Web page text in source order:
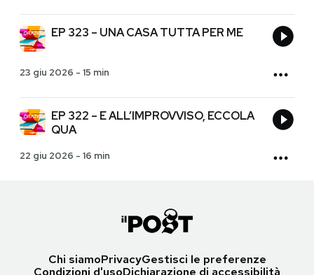
EP 323 – UNA CASA TUTTA PER ME
23 giu 2026 - 15 min
EP 322 – E ALL’IMPROVVISO, ECCOLA
QUA
22 giu 2026 - 16 min
Chi siamoPrivacyGestisci le preferenze
Condizioni d'usoDichiarazione di accessibilità